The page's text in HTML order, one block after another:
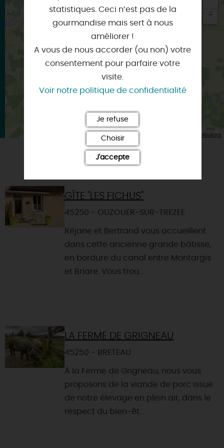
Itinéraire vers
CHAMPOULET
-
Leaflet | Map data © OpenStreetMap contributors
VOUS AIMEREZ AUSSI
GÎTE "LES FICHUS"
45250 - OUZOUER-SUR-TREZEE
Réjane et Bertrand vous accueillent
dans cette ancienne grande bâtisse,
en bordure du canal entre Montargis
et Briare. Vous trou...
LA FERME DE GRIGNEAU
45250 - BRETEAU
À la Ferme de Grigneau, nous vous
proposons de la viande de porc issue
de notre élevage en plein air, dans le
respect du bien-êt...
statistiques. Ceci n’est pas de la
gourmandise mais sert à nous
améliorer !
A vous de nous accorder (ou non) votre
consentement pour parfaire votre
visite.
Voir notre politique de confidentialité
Je refuse
Choisir
J'accepte